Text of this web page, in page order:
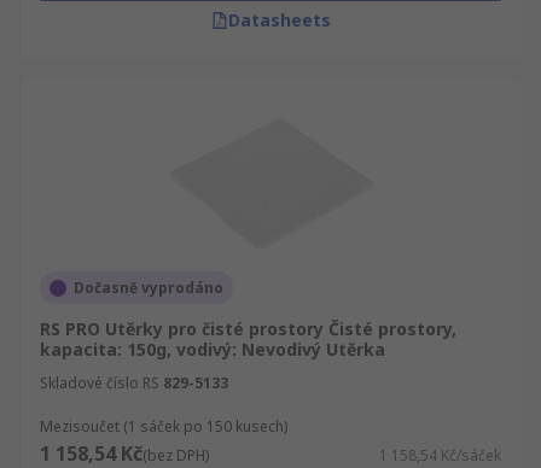
Datasheets
Dočasně vyprodáno
RS PRO Utěrky pro čisté prostory Čisté prostory,
kapacita: 150g, vodivý: Nevodivý Utěrka
Skladové číslo RS 829-5133
Mezisoučet (1 sáček po 150 kusech)
1 158,54 Kč(bez DPH) 1 158,54 Kč/sáček